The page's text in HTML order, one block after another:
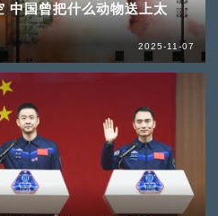
中国曾把什么动物送上太
2025-11-07